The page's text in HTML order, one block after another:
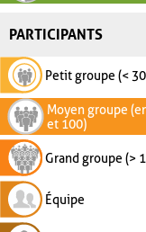
PARTICIPANTS
Petit groupe (<
Moyen groupe
et 100)
Grand groupe (>
Équipe